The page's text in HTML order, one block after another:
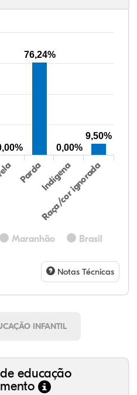
Maranhão Brasil
PardaIndígena
Raça/cor ignorada
76,24%
0,00%
9,50%
Notas Técnicas
INFANTIL
educação